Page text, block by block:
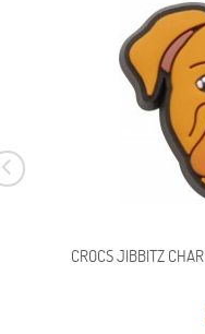
CROCS JIBBITZ